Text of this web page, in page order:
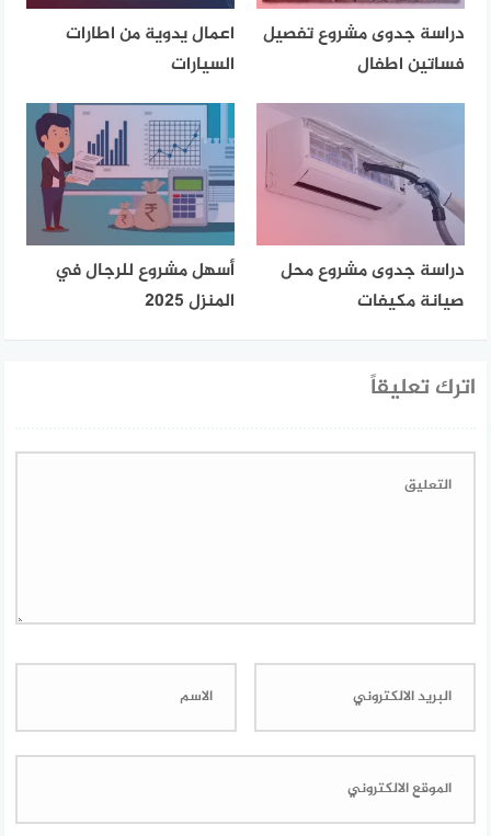
دراسة جدوى مشروع تفصيل
فساتين اطفال
اعمال يدوية من اطارات
السيارات
دراسة جدوى مشروع محل
صيانة مكيفات
أسهل مشروع للرجال في
المنزل 2025
اترك تعليقاً